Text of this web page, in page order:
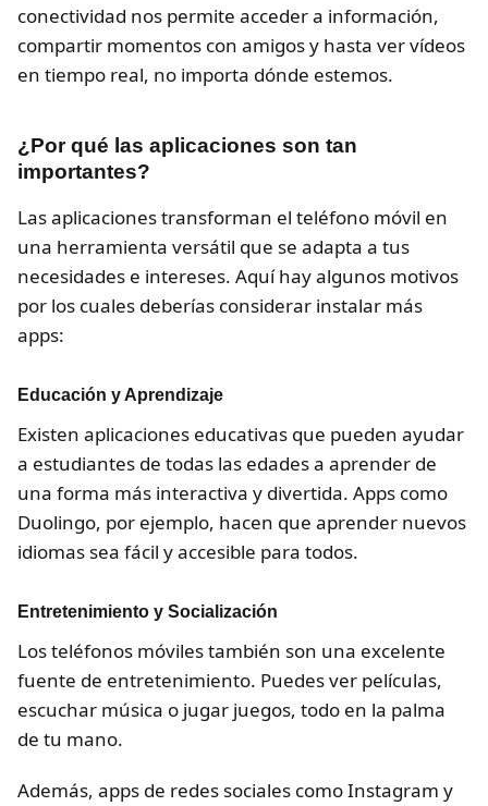
conectividad nos permite acceder a información,
compartir momentos con amigos y hasta ver vídeos
en tiempo real, no importa dónde estemos.
¿Por qué las aplicaciones son tan
importantes?
Las aplicaciones transforman el teléfono móvil en
una herramienta versátil que se adapta a tus
necesidades e intereses. Aquí hay algunos motivos
por los cuales deberías considerar instalar más
apps:
Educación y Aprendizaje
Existen aplicaciones educativas que pueden ayudar
a estudiantes de todas las edades a aprender de
una forma más interactiva y divertida. Apps como
Duolingo, por ejemplo, hacen que aprender nuevos
idiomas sea fácil y accesible para todos.
Entretenimiento y Socialización
Los teléfonos móviles también son una excelente
fuente de entretenimiento. Puedes ver películas,
escuchar música o jugar juegos, todo en la palma
de tu mano.
Además, apps de redes sociales como Instagram y